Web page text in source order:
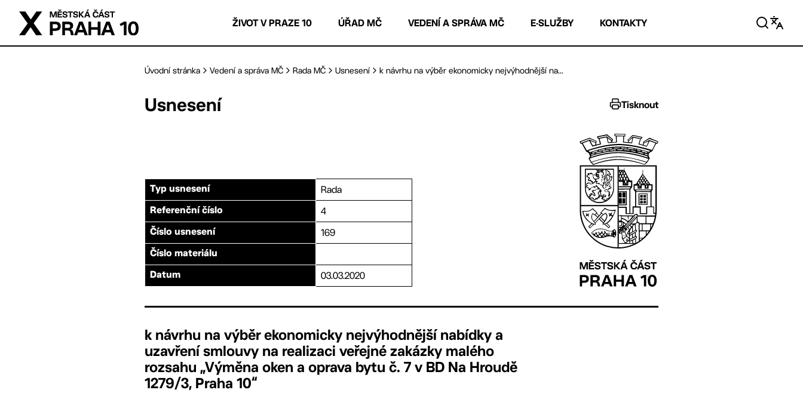
Přejít na hlavní obsah
ŽIVOT V PRAZE 10 ÚŘAD MČ VEDENÍ A SPRÁVA MČ E-SLUŽBY KONTAKTY
Úvodní stránka Vedení a správa MČ Rada MČ Usnesení k návrhu na výběr ekonomicky nejvýhodnější na...
Usnesení Tisknout
Typ usnesení Rada
Referenční číslo 4
Číslo usnesení 169
Číslo materiálu
Datum 03.03.2020
k návrhu na výběr ekonomicky nejvýhodnější nabídky a
uzavření smlouvy na realizaci veřejné zakázky malého
rozsahu „Výměna oken a oprava bytu č. 7 v BD Na Hroudě
1279/3, Praha 10“